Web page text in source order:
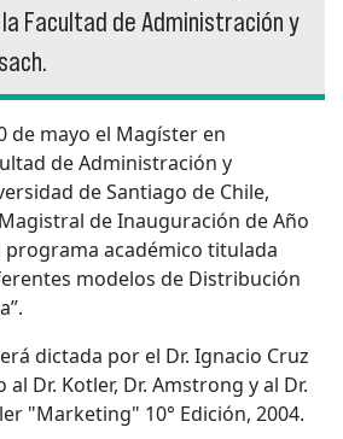
Facultad de Administración y
de mayo el Magíster en
de Administración y
de Santiago de Chile,
de Inauguración de Año
programa académico titulada
modelos de Distribución
dictada por el Dr. Ignacio Cruz
Dr. Kotler, Dr. Amstrong y al Dr.
"Marketing" 10° Edición, 2004.